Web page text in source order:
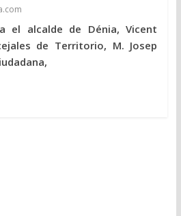
el alcalde de Dénia, Vicent
de Territorio, M. Josep